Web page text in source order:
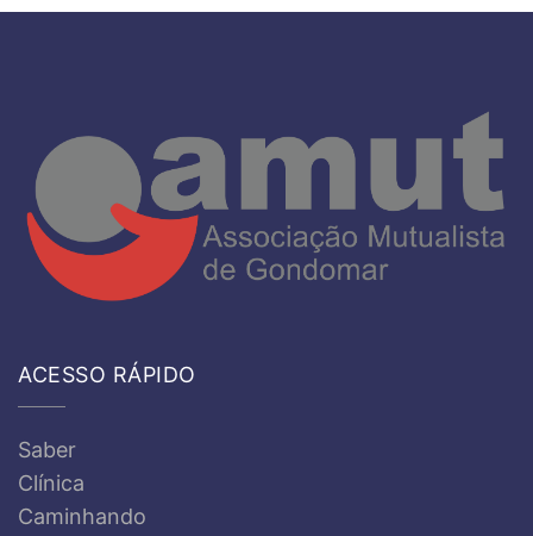
ACESSO RÁPIDO
Saber
Clínica
Caminhando